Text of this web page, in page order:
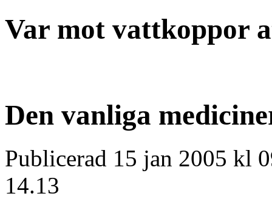
Var mot vattkoppor
Den vanliga
Publicerad 15 jan 2005 kl
14.13